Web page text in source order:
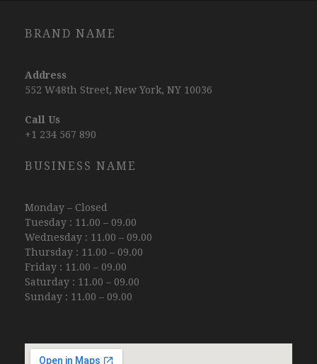
BRAND NAME
Address
552 W48th Street, New York, NY 10036
Call Us
+1 234 567 890
BUSINESS NAME
Monday – Closed
Tuesday : 11.00 – 09.00
Wednesday : 11.00 – 09.00
Thursday : 11.00 – 09.00
Friday : 11.00 – 09.00
Saturday : 11.00 – 09.00
Sunday : 11.00 – 09.00